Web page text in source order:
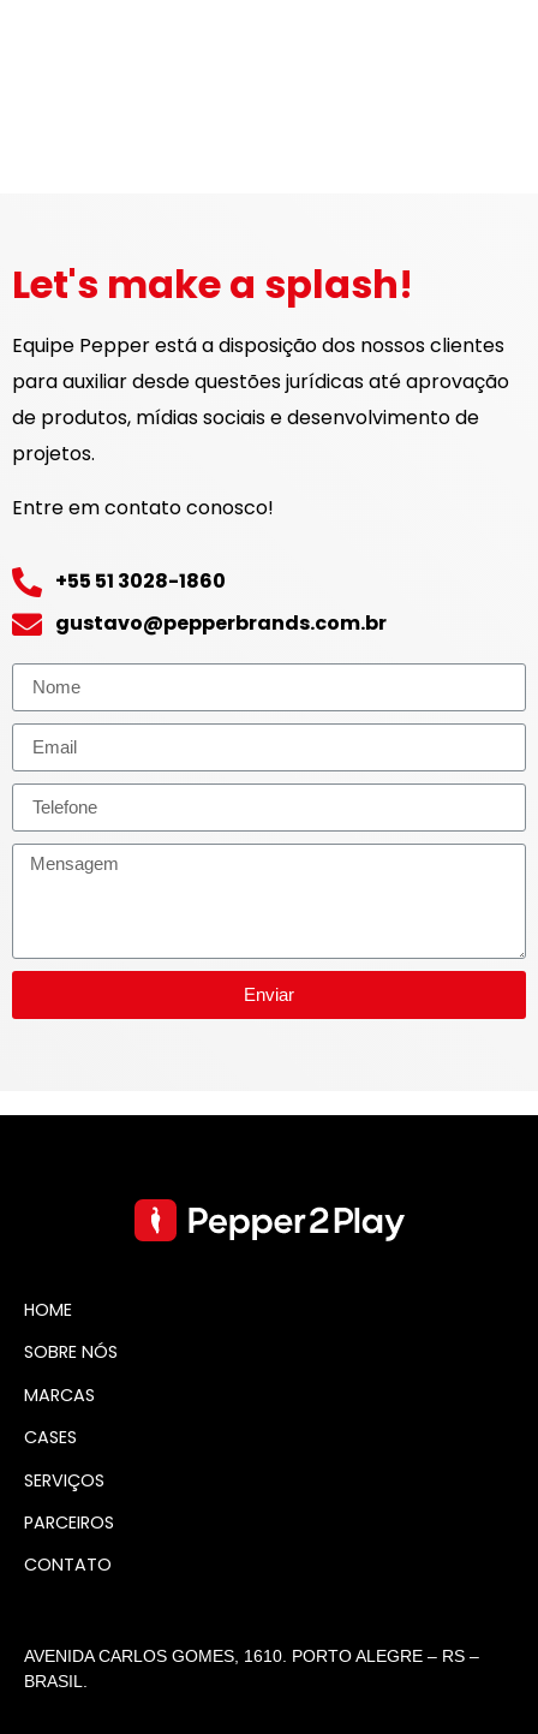
Let's make a splash!
Equipe Pepper está a disposição dos nossos clientes
para auxiliar desde questões jurídicas até aprovação
de produtos, mídias sociais e desenvolvimento de
projetos.
Entre em contato conosco!
+55 51 3028-1860
gustavo@pepperbrands.com.br
Enviar
HOME
SOBRE NÓS
MARCAS
CASES
SERVIÇOS
PARCEIROS
CONTATO
AVENIDA CARLOS GOMES, 1610. PORTO ALEGRE – RS –
BRASIL.